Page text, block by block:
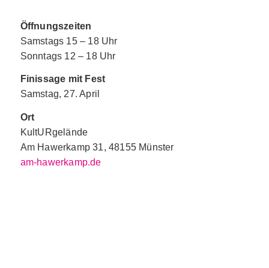
Öffnungszeiten
Samstags 15 – 18 Uhr
Sonntags 12 – 18 Uhr
Finissage mit Fest
Samstag, 27. April
Ort
KultURgelände
Am Hawerkamp 31, 48155 Münster
am-hawerkamp.de